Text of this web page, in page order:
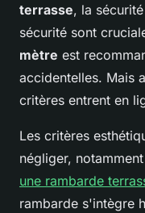
terrasse, la
sécurité sont
mètre est
accidentelles. Mais
critères entrent en
Les critères
négliger,
une rambarde
rambarde s'intègre